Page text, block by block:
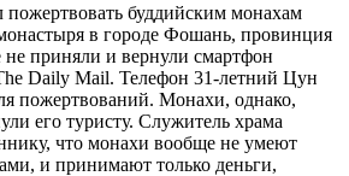
пожертвовать буддийским монахам
в городе Фошань, провинция
приняли и вернули смартфон
Daily Mail. Телефон 31-летний Цун
пожертвований. Монахи, однако,
его туристу. Служитель храма
что монахи вообще не умеют
и принимают только деньги,